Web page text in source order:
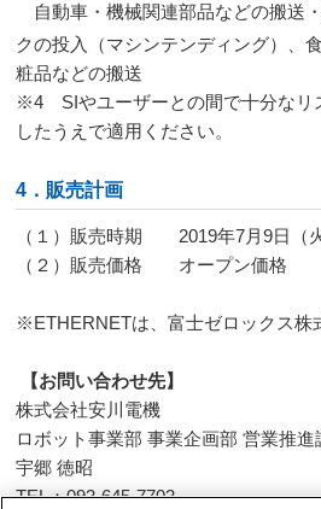
自動車・機械関連部品などの搬送
クの投入（マシンテンディング）、
粧品などの搬送
※4 SIやユーザーとの間で十分な
したうえで適用ください。
4．販売計画
（１）販売時期 2019年7月9日（
（２）販売価格 オープン価格
※ETHERNETは、富士ゼロックス株
【お問い合わせ先】
株式会社安川電機
ロボット事業部 事業企画部 営業推進
宇郷 徳昭
TEL：093-645-7703